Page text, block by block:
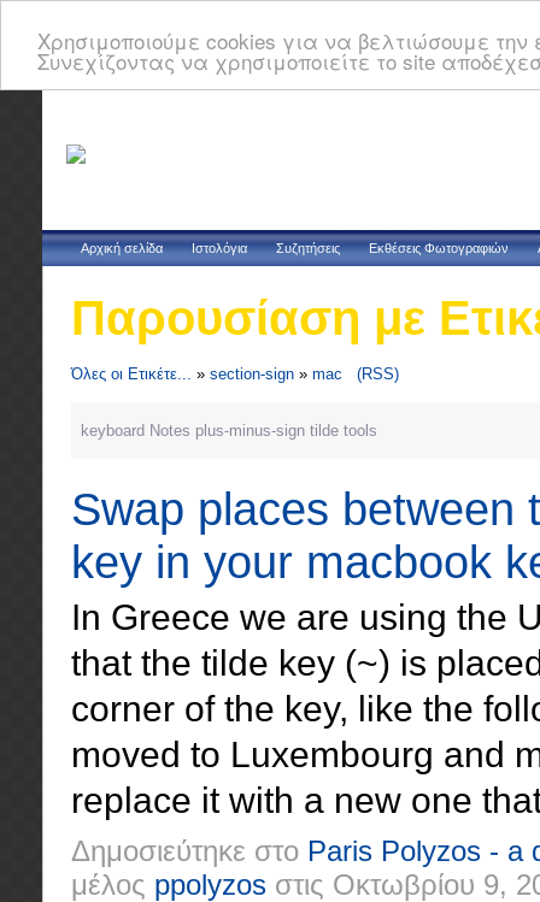
Χρησιμοποιούμε cookies για να βελτιώσουμε
Συνεχίζοντας να χρησιμοποιείτε το site
Αρχική σελίδα Ιστολόγια Συζητήσεις Εκθέσεις Φωτογραφιών
Παρουσίαση με
Όλες οι Ετικέτε... » section-sign » mac (RSS)
keyboard Notes plus-minus-sign tilde tools
Swap places between
key in your macbook
In Greece we are using the
that the tilde key (~) is
corner of the key, like the
moved to Luxembourg and
replace it with a new one
Δημοσιεύτηκε στο Paris Polyzos - a
μέλος ppolyzos στις Οκτωβρίου 9,